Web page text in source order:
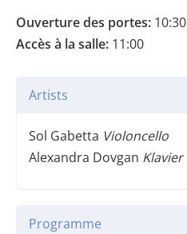
Ouverture des portes: 10:30
Accès à la salle: 11:00
Artists
Sol Gabetta Violoncello
Alexandra Dovgan Klavier
Programme